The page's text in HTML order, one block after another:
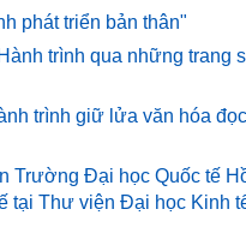
phát triển bản thân"
trình qua những trang
trình giữ lửa văn hóa
Trường Đại học Quốc tế
tại Thư viện Đại học Kinh